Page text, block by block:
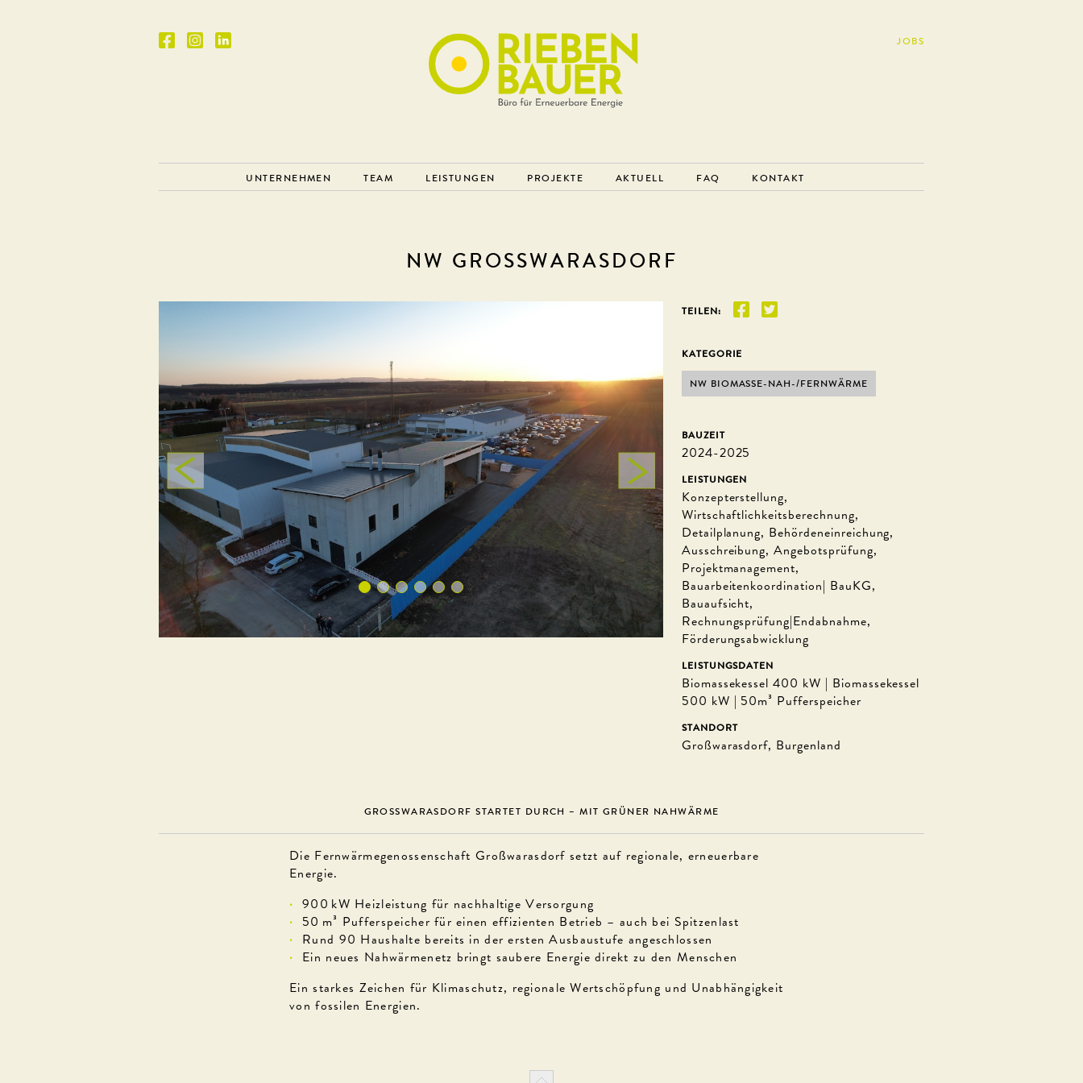
JOBS
UNTERNEHMEN TEAM LEISTUNGEN PROJEKTE AKTUELL FAQ KONTAKT
NW GROSSWARASDORF
TEILEN:
KATEGORIE
NW BIOMASSE-NAH-/FERNWÄRME
BAUZEIT
2024-2025
LEISTUNGEN
Konzepterstellung,
Wirtschaftlichkeitsberechnung,
Detailplanung, Behördeneinreichung,
Ausschreibung, Angebotsprüfung,
Projektmanagement,
Bauarbeitenkoordination| BauKG,
Bauaufsicht,
Rechnungsprüfung|Endabnahme,
Förderungsabwicklung
LEISTUNGSDATEN
Biomassekessel 400 kW | Biomassekessel
500 kW | 50m³ Pufferspeicher
STANDORT
Großwarasdorf, Burgenland
GROSSWARASDORF STARTET DURCH – MIT GRÜNER NAHWÄRME
Die Fernwärmegenossenschaft Großwarasdorf setzt auf regionale, erneuerbare
Energie.
900 kW Heizleistung für nachhaltige Versorgung
50 m³ Pufferspeicher für einen effizienten Betrieb – auch bei Spitzenlast
Rund 90 Haushalte bereits in der ersten Ausbaustufe angeschlossen
Ein neues Nahwärmenetz bringt saubere Energie direkt zu den Menschen
Ein starkes Zeichen für Klimaschutz, regionale Wertschöpfung und Unabhängigkeit
von fossilen Energien.